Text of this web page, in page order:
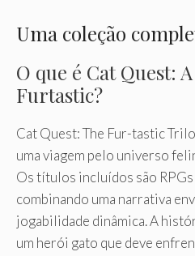
Uma coleção
O que é Cat Quest:
Furtastic?
Cat Quest: The Fur-tastic
uma viagem pelo universo
Os títulos incluídos são
combinando uma narrativa
jogabilidade dinâmica. A
um herói gato que deve